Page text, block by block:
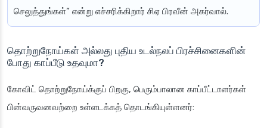
செலுத்துங்கள்” என்று எச்சரிக்கிறார் சிஏ பிரவீன் அகர்வால்.
தொற்றுநோய்கள் அல்லது புதிய உடல்நலப் பிரச்சினைகளின்
போது காப்பீடு உதவுமா?
கோவிட் தொற்றுநோய்க்குப் பிறகு, பெரும்பாலான காப்பீட்டாளர்கள்
பின்வருவனவற்றை உள்ளடக்கத் தொடங்கியுள்ளனர்: